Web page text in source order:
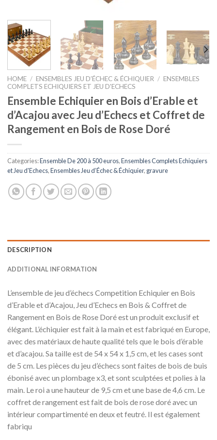
HOME / ENSEMBLES JEU D’ÉCHEC & ÉCHIQUIER / ENSEMBLES
COMPLETS ECHIQUIERS ET JEU D'ECHECS
Ensemble Echiquier en Bois d’Erable et
d’Acajou avec Jeu d’Echecs et Coffret de
Rangement en Bois de Rose Doré
Categories:Ensemble De 200 à 500 euros,Ensembles Complets Echiquiers
et Jeu d'Echecs,Ensembles Jeu d’Échec & Échiquier, gravure
DESCRIPTION
ADDITIONAL INFORMATION
L’ensemble de jeu d’échecs Competition Echiquier en Bois
d’Erable et d’Acajou, Jeu d’Echecs en Bois & Coffret de
Rangement en Bois de Rose Doré est un produit exclusif et
élégant. L’échiquier est fait à la main et est fabriqué en Europe,
avec des matériaux de haute qualité tels que le bois d’érable
et d’acajou. Sa taille est de 54 x 54 x 1,5 cm, et les cases sont
de 5 cm. Les pièces du jeu d’échecs sont faites de bois de buis
ébonisé avec un plombage x3, et sont sculptées et polies à la
main. Le roi a une hauteur de 9,5 cm et une base de 4,6 cm. Le
coffret de rangement est fait de bois de rose doré avec un
intérieur compartimenté en deux et feutré. Il est également
fabriqu